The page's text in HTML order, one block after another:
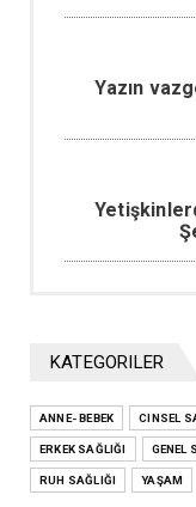
Yazın
Doğum
KATEGORILER
ANNE- BEBEK CINSEL
ERKEK SAĞLIĞI GENEL
RUH SAĞLIĞI YAŞAM